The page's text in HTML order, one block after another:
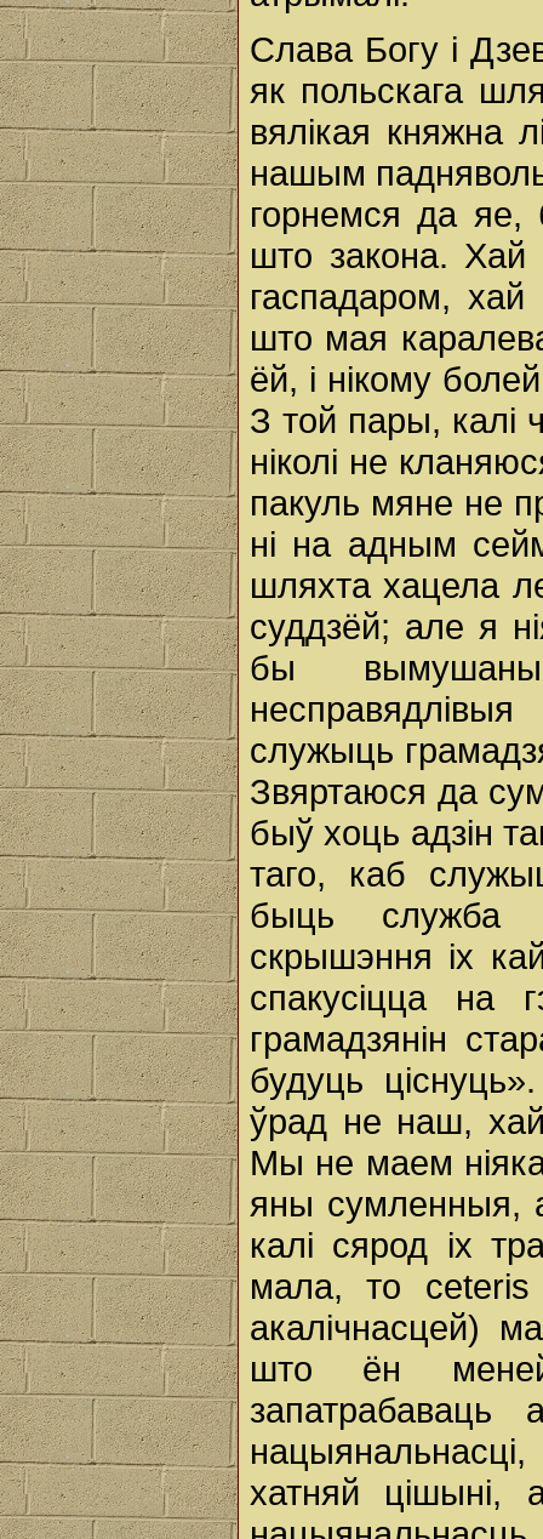
Слава Богу i
як польскага
вялікая княжна
нашым
горнемся да
што закона.
гаспадаром,
што мая
ёй, i нікому
З той пары, калі
ніколі не
пакуль мяне не
ні на адным
шляхта хацела
суддзёй; але я
бы вымушаны
служыць
Звяртаюся да
быў хоць адзін
таго, каб
быць служба
скрышэння ix
спакусіцца на
грамадзянін
будуць
ўрад не наш, хай
Мы не маем
яны сумленныя,
калі сярод ix
мала, то ceteris
акалічнасцей)
што ён
хатняй